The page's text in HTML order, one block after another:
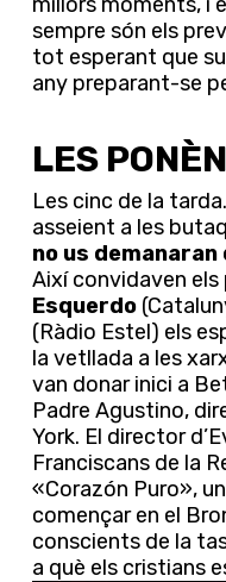
sempre són els
tot esperant que
any preparant-se
LES
Les cinc de la
asseient a les
no us demanaran
Així convidaven
Esquerdo
(Ràdio Estel) els
la vetllada a les
van donar inici a
Padre Agustino,
York. El director
Franciscans de la
«Corazón Puro»,
començar en el
conscients de la
a què els cristians